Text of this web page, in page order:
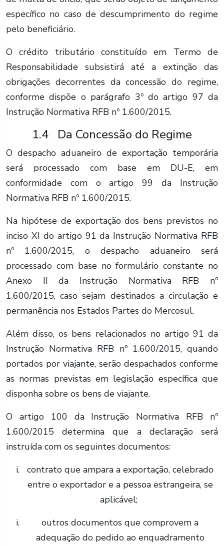
específico no caso de descumprimento do regime
pelo beneficiário.
O crédito tributário constituído em Termo de
Responsabilidade subsistirá até a extinção das
obrigações decorrentes da concessão do regime,
conforme dispõe o parágrafo 3º do artigo 97 da
Instrução Normativa RFB nº 1.600/2015.
1.4 Da Concessão do Regime
O despacho aduaneiro de exportação temporária
será processado com base em DU-E, em
conformidade com o artigo 99 da Instrução
Normativa RFB nº 1.600/2015.
Na hipótese de exportação dos bens previstos no
inciso XI do artigo 91 da Instrução Normativa RFB
nº 1.600/2015, o despacho aduaneiro será
processado com base no formulário constante no
Anexo II da Instrução Normativa RFB nº
1.600/2015, caso sejam destinados a circulação e
permanência nos Estados Partes do Mercosul.
Além disso, os bens relacionados no artigo 91 da
Instrução Normativa RFB nº 1.600/2015, quando
portados por viajante, serão despachados conforme
as normas previstas em legislação específica que
disponha sobre os bens de viajante.
O artigo 100 da Instrução Normativa RFB nº
1.600/2015 determina que a declaração será
instruída com os seguintes documentos:
contrato que ampara a exportação, celebrado
entre o exportador e a pessoa estrangeira, se
aplicável;
outros documentos que comprovem a
adequação do pedido ao enquadramento